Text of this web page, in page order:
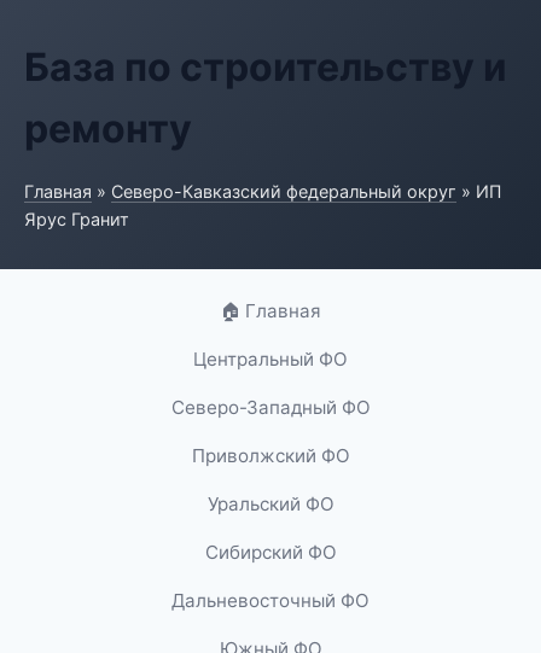
База по строительству и
ремонту
Главная » Северо-Кавказский федеральный округ » ИП
Ярус Гранит
🏠 Главная
Центральный ФО
Северо-Западный ФО
Приволжский ФО
Уральский ФО
Сибирский ФО
Дальневосточный ФО